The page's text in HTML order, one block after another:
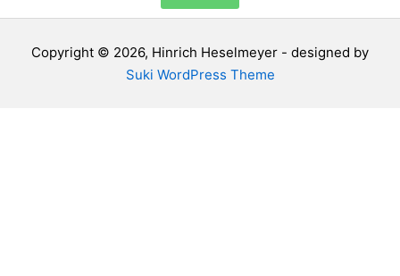
Copyright © 2026, Hinrich Heselmeyer - designed by
Suki WordPress Theme